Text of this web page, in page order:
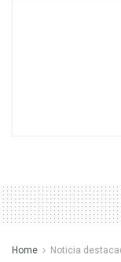
Home Noticia